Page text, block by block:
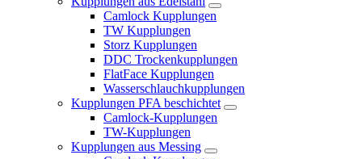
Camlock Kupplungen
TW Kupplungen
Storz Kupplungen
DDC Trockenkupplungen
FlatFace Kupplungen
Wasserschlauchkupplungen
Kupplungen PFA beschichtet
Camlock-Kupplungen
TW-Kupplungen
Kupplungen aus Messing